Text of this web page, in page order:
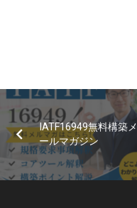
IATF16949無料構築メ
ールマガジン